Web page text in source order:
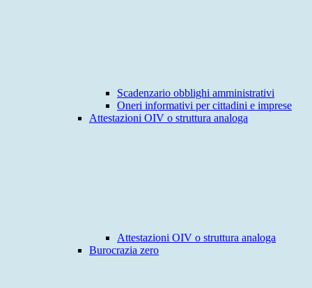
Scadenzario obblighi amministrativi
Oneri informativi per cittadini e imprese
Attestazioni OIV o struttura analoga
Attestazioni OIV o struttura analoga
Burocrazia zero